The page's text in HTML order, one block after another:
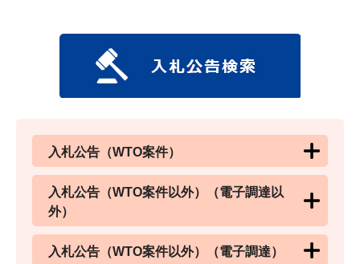
入札公告（WTO案件）
入札公告（WTO案件以外）（電子調達以
外）
入札公告（WTO案件以外）（電子調達）